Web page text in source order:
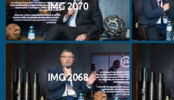
IMG 2070
IMG 2068